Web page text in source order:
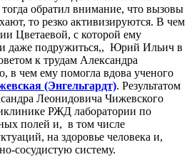
обратил внимание, что вызовы
то резко активизируются. В чем
Цветаевой, с которой ему
и даже подружиться,, Юрий Ильич в
к трудам Александра
в чем ему помогла вдова ученого
(Энгельгардт). Результатом
Леонидовича Чижевского
РЖД лаборатории по
полей и, в том числе
на здоровье человека и,
сосудистую систему.